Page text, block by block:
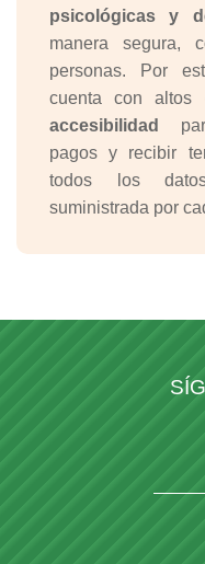
psicológicas y
manera segura,
personas. Por
cuenta con altos
accesibilidad
pagos y recibir
todos los
suministrada por